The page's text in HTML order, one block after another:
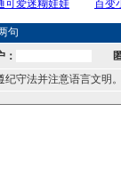
句
纪守法并注意语言文明。